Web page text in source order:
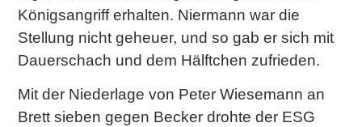
Königsangriff erhalten. Niermann war die
Stellung nicht geheuer, und so gab er sich mit
Dauerschach und dem Hälftchen zufrieden.
Mit der Niederlage von Peter Wiesemann an
Brett sieben gegen Becker drohte der ESG